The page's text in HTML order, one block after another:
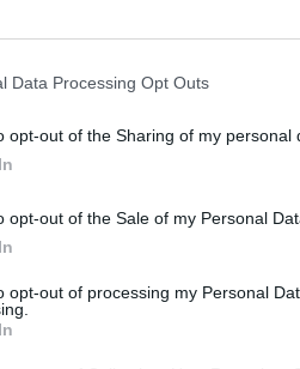
Data Processing Opt Outs
opt-out of the Sharing of my personal
opt-out of the Sale of my Personal
opt-out of processing my Personal
is arról, hogy
adott helyeken utazók Az éves
8 megyei, illetve egy 10
az év során csak néhány
forintot is megtakaríthatnak.
portfolio.hu hírarchívumához